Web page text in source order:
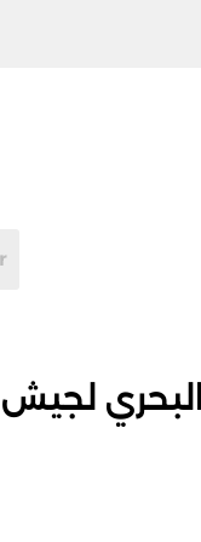
لجيش